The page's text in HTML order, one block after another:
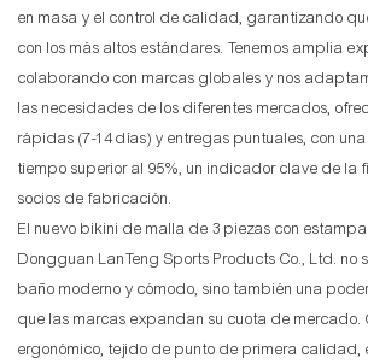
en masa y el control de calidad, garantizando
con los más altos estándares. Tenemos amplia
colaborando con marcas globales y nos
las necesidades de los diferentes mercados,
rápidas (7-14 días) y entregas puntuales, con
tiempo superior al 95%, un indicador clave de la
socios de fabricación.
El nuevo bikini de malla de 3 piezas con
Dongguan LanTeng Sports Products Co., Ltd. no
baño moderno y cómodo, sino también una
que las marcas expandan su cuota de mercado.
ergonómico, tejido de punto de primera